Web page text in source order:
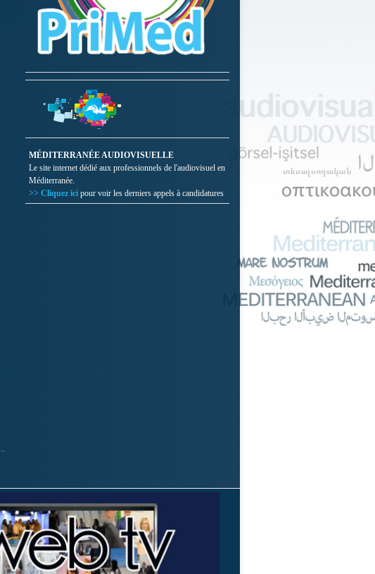
MÉDITERRANÉE AUDIOVISUELLE
Le site internet dédié aux professionnels de l'audiovisuel en
Méditerranée.
>> Cliquez ici pour voir les derniers appels à candidatures